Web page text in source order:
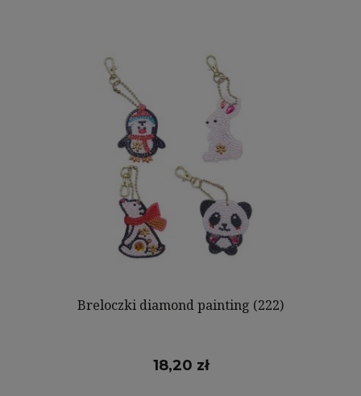
Breloczki diamond painting (222)
18,20 zł